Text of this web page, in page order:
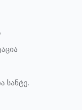
სანტე.